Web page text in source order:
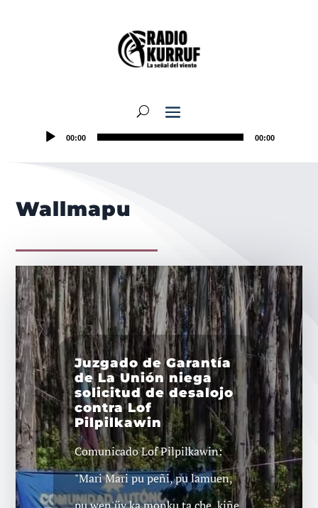
00:00 00:00
Wallmapu
Kelluwün ka
Yamuwün, Hogar
Pelontuwe invita a
Peña bailable en
Temuco
"GRAN PEÑA BAILABLE Marri
marri kom pu che. Kompas,